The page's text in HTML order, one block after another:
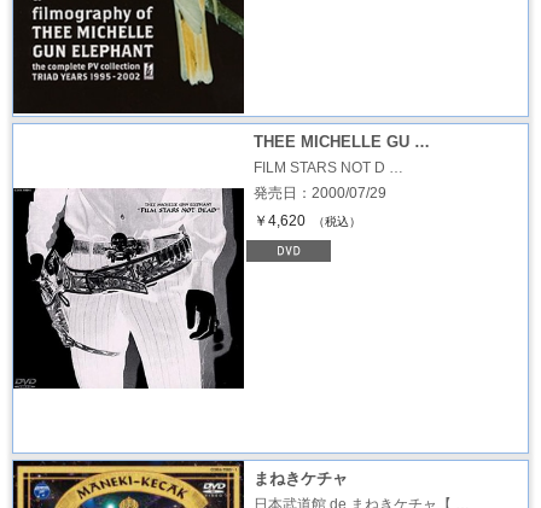
THEE MICHELLE GU …
FILM STARS NOT D …
発売日：2000/07/29
￥4,620
（税込）
まねきケチャ
日本武道館 de まねきケチャ【 …